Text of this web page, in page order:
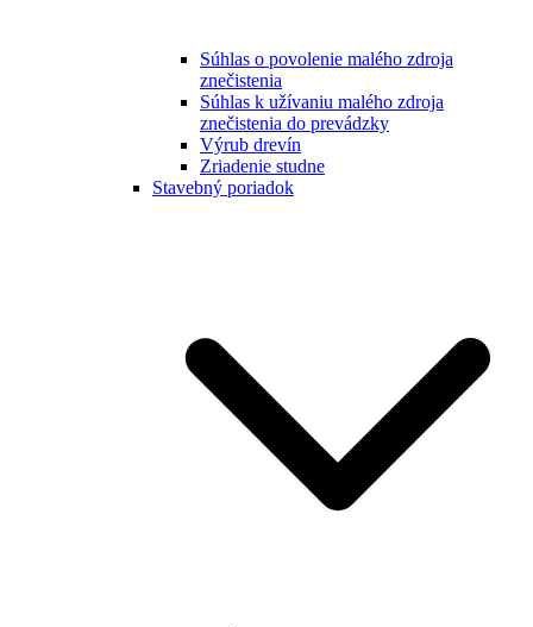
Súhlas o povolenie malého zdroja
znečistenia
Súhlas k užívaniu malého zdroja
znečistenia do prevádzky
Výrub drevín
Zriadenie studne
Stavebný poriadok